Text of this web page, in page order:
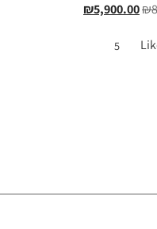
₪
₪5,900.00
5